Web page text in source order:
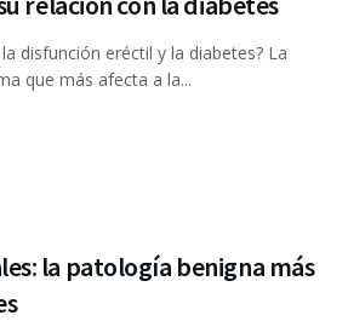
disfunción eréctil y la diabetes? La
que más afecta a la...
la patología benigna más